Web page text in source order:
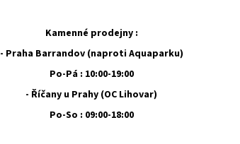
Kamenné prodejny :
- Praha Barrandov (naproti Aquaparku)
Po-Pá : 10:00-19:00
- Říčany u Prahy (OC Lihovar)
Po-So : 09:00-18:00